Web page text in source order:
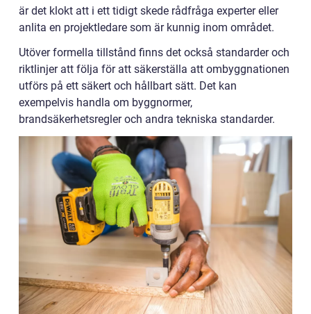
är det klokt att i ett tidigt skede rådfråga experter eller
anlita en projektledare som är kunnig inom området.
Utöver formella tillstånd finns det också standarder och
riktlinjer att följa för att säkerställa att ombyggnationen
utförs på ett säkert och hållbart sätt. Det kan
exempelvis handla om byggnormer,
brandsäkerhetsregler och andra tekniska standarder.